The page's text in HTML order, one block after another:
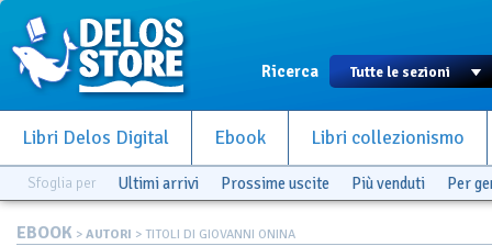
Ricerca
Libri Delos Digital Ebook Libri collezionismo
Sfoglia per Ultimi arrivi Prossime uscite Più venduti Per
EBOOK > AUTORI > TITOLI DI GIOVANNI ONINA